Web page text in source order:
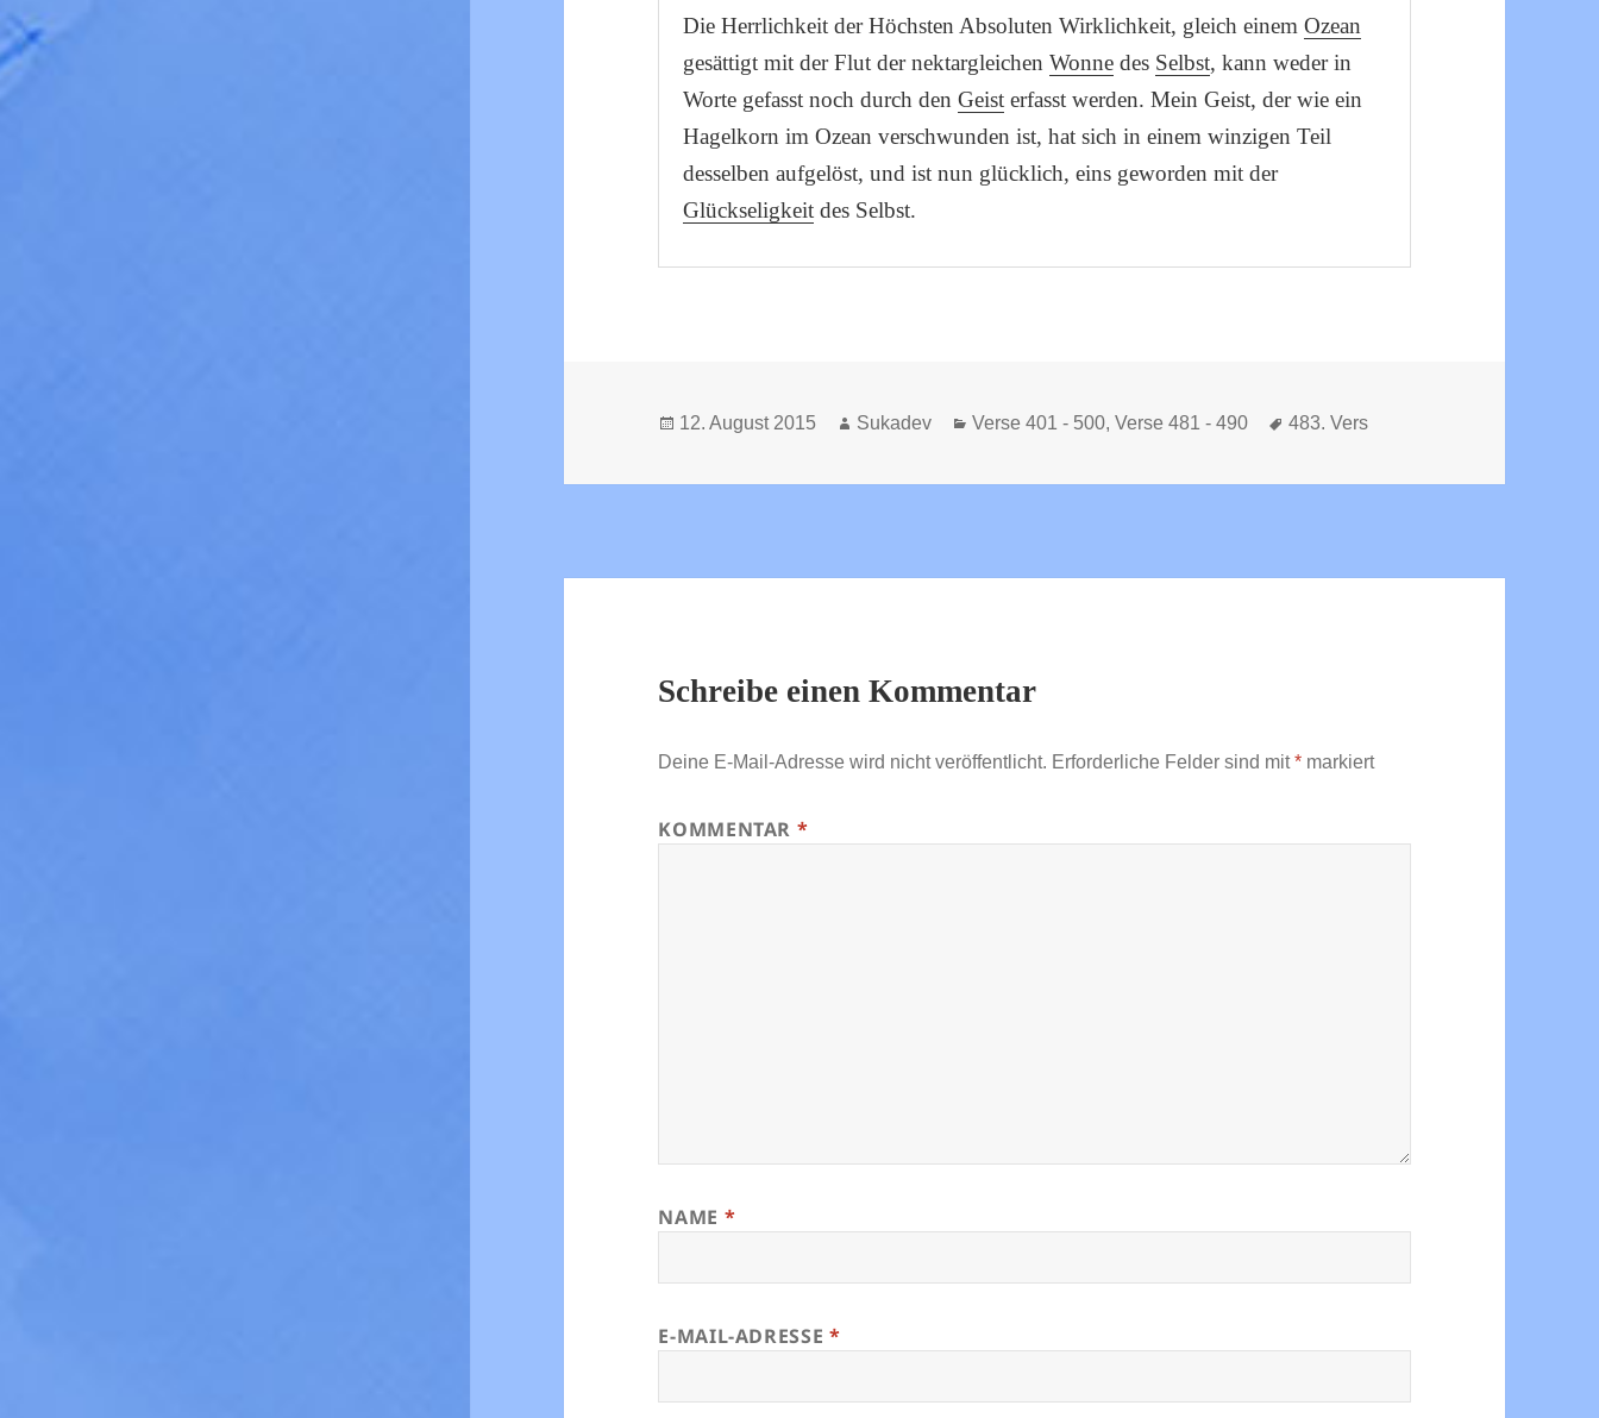
Die Herrlichkeit der Höchsten Absoluten Wirklichkeit, gleich einemOzean
gesättigt mit der Flut der nektargleichenWonne des Selbst, kann weder in
Worte gefasst noch durch denGeist erfasst werden. Mein Geist, der wie ein
Hagelkorn im Ozean verschwunden ist, hat sich in einem winzigen Teil
desselben aufgelöst, und ist nun glücklich, eins geworden mit der
Glückseligkeit des Selbst.
Veröffentlicht
12. August 2015 Autor
Sukadev Kategorien
Verse 401 - 500,Verse 481 - 490 Schlagwörter
483. Vers
Schreibe einen Kommentar
Deine E-Mail-Adresse wird nicht veröffentlicht. Erforderliche Felder sind mit* markiert
KOMMENTAR *
NAME *
E-MAIL-ADRESSE *